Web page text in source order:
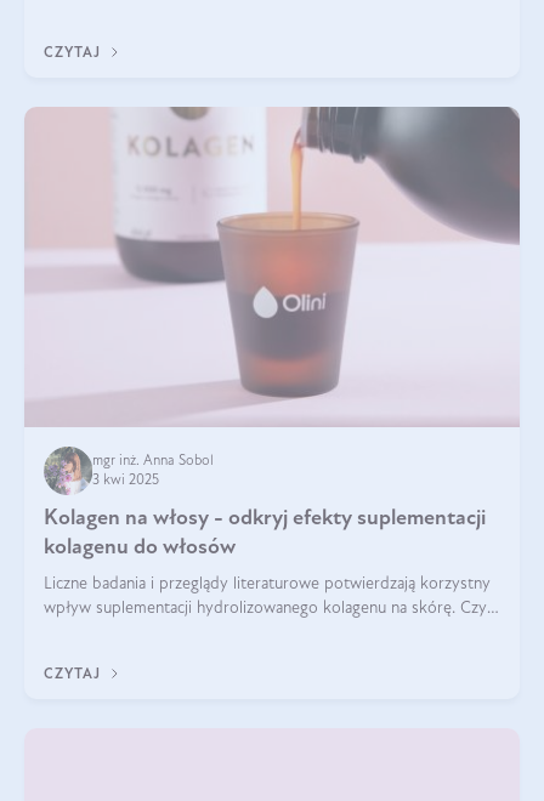
CZYTAJ
mgr inż. Anna Sobol
3 kwi 2025
Kolagen na włosy - odkryj efekty suplementacji
kolagenu do włosów
Liczne badania i przeglądy literaturowe potwierdzają korzystny
wpływ suplementacji hydrolizowanego kolagenu na skórę. Czy
CZYTAJ